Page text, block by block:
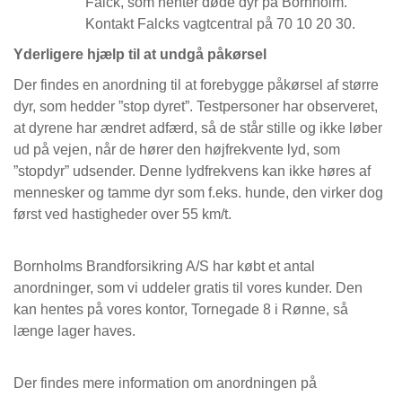
Kontakt Falcks vagtcentral på 70 10 20 30.
Yderligere hjælp til at undgå påkørsel
Der findes en anordning til at forebygge påkørsel af større
dyr, som hedder ”stop dyret”. Testpersoner har observeret,
at dyrene har ændret adfærd, så de står stille og ikke løber
ud på vejen, når de hører den højfrekvente lyd, som
”stopdyr” udsender. Denne lydfrekvens kan ikke høres af
mennesker og tamme dyr som f.eks. hunde, den virker dog
først ved hastigheder over 55 km/t.
Bornholms Brandforsikring A/S har købt et antal
anordninger, som vi uddeler gratis til vores kunder. Den
kan hentes på vores kontor, Tornegade 8 i Rønne, så
længe lager haves.
Der findes mere information om anordningen på